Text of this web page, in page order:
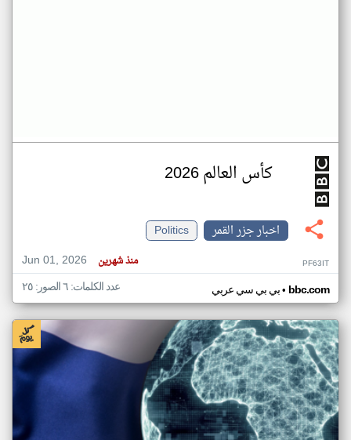
كأس العالم 2026
اخبار جزر القمر
Politics
Jun 01, 2026
منذ شهرين PF63IT
بي بي سي عربي• bbc.com عدد الكلمات: ٦ الصور: ٢٥